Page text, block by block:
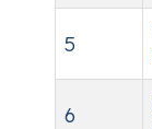
5
6